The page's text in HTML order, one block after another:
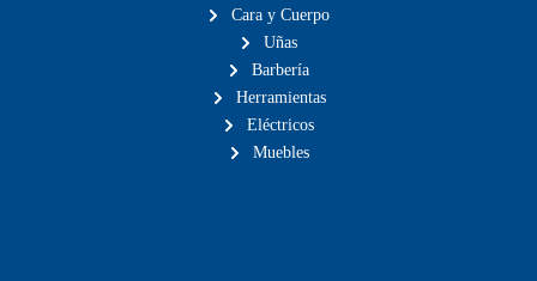
Cara y Cuerpo
Uñas
Barbería
Herramientas
Eléctricos
Muebles